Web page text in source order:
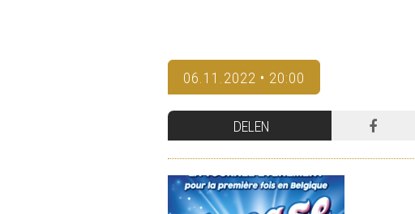
06.11.2022 • 20:00
DELEN